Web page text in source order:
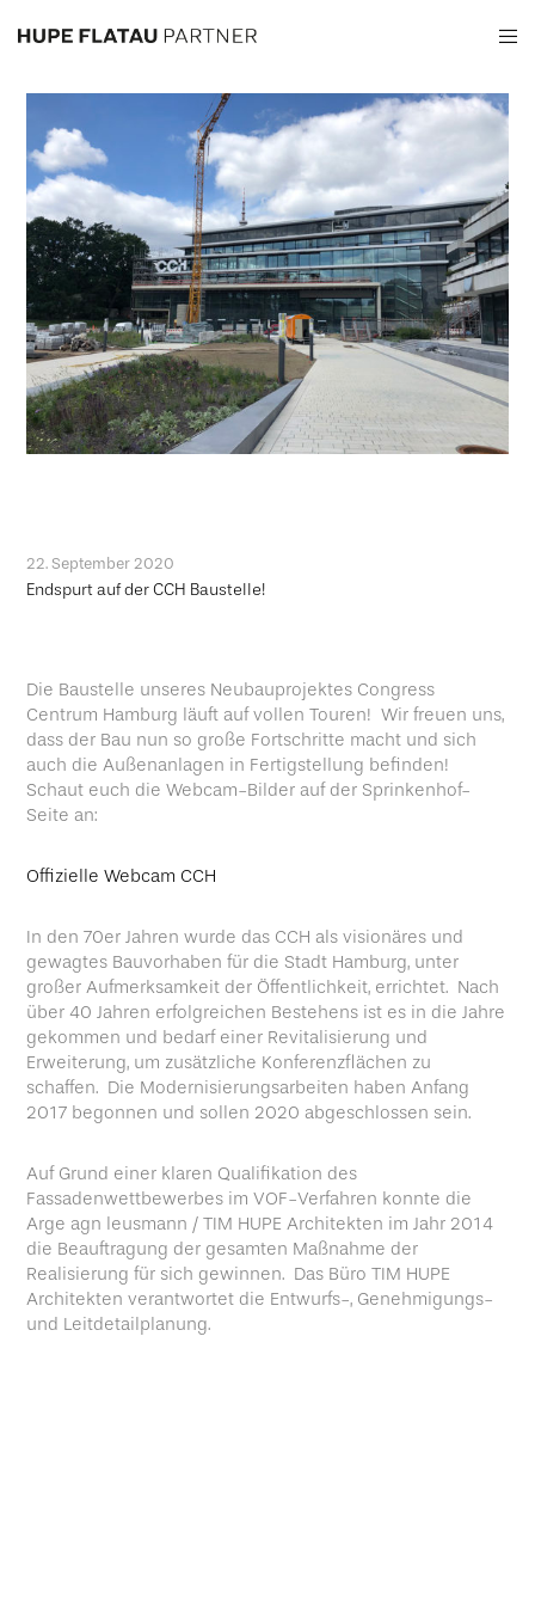
22. September 2020
Endspurt auf der CCH Baustelle!
Die Baustelle unseres Neubauprojektes Congress
Centrum Hamburg läuft auf vollen Touren! Wir freuen uns,
dass der Bau nun so große Fortschritte macht und sich
auch die Außenanlagen in Fertigstellung befinden!
Schaut euch die Webcam-Bilder auf der Sprinkenhof-
Seite an:
Offizielle Webcam CCH
In den 70er Jahren wurde das CCH als visionäres und
gewagtes Bauvorhaben für die Stadt Hamburg, unter
großer Aufmerksamkeit der Öffentlichkeit, errichtet. Nach
über 40 Jahren erfolgreichen Bestehens ist es in die Jahre
gekommen und bedarf einer Revitalisierung und
Erweiterung, um zusätzliche Konferenzflächen zu
schaffen. Die Modernisierungsarbeiten haben Anfang
2017 begonnen und sollen 2020 abgeschlossen sein.
Auf Grund einer klaren Qualifikation des
Fassadenwettbewerbes im VOF-Verfahren konnte die
Arge agn leusmann / TIM HUPE Architekten im Jahr 2014
die Beauftragung der gesamten Maßnahme der
Realisierung für sich gewinnen. Das Büro TIM HUPE
Architekten verantwortet die Entwurfs-, Genehmigungs-
und Leitdetailplanung.